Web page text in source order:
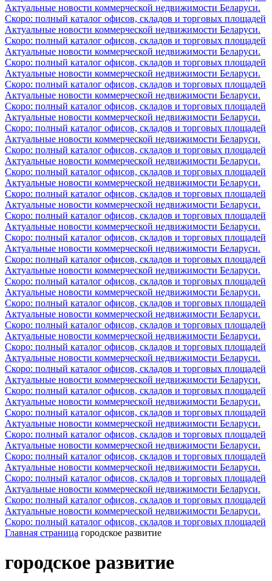
Актуальные новости коммерческой недвижимости Беларуси.
Скоро: полный каталог офисов, складов и торговых площадей
Актуальные новости коммерческой недвижимости Беларуси.
Скоро: полный каталог офисов, складов и торговых площадей
Актуальные новости коммерческой недвижимости Беларуси.
Скоро: полный каталог офисов, складов и торговых площадей
Актуальные новости коммерческой недвижимости Беларуси.
Скоро: полный каталог офисов, складов и торговых площадей
Актуальные новости коммерческой недвижимости Беларуси.
Скоро: полный каталог офисов, складов и торговых площадей
Актуальные новости коммерческой недвижимости Беларуси.
Скоро: полный каталог офисов, складов и торговых площадей
Актуальные новости коммерческой недвижимости Беларуси.
Скоро: полный каталог офисов, складов и торговых площадей
Актуальные новости коммерческой недвижимости Беларуси.
Скоро: полный каталог офисов, складов и торговых площадей
Актуальные новости коммерческой недвижимости Беларуси.
Скоро: полный каталог офисов, складов и торговых площадей
Актуальные новости коммерческой недвижимости Беларуси.
Скоро: полный каталог офисов, складов и торговых площадей
Актуальные новости коммерческой недвижимости Беларуси.
Скоро: полный каталог офисов, складов и торговых площадей
Актуальные новости коммерческой недвижимости Беларуси.
Скоро: полный каталог офисов, складов и торговых площадей
Актуальные новости коммерческой недвижимости Беларуси.
Скоро: полный каталог офисов, складов и торговых площадей
Актуальные новости коммерческой недвижимости Беларуси.
Скоро: полный каталог офисов, складов и торговых площадей
Актуальные новости коммерческой недвижимости Беларуси.
Скоро: полный каталог офисов, складов и торговых площадей
Актуальные новости коммерческой недвижимости Беларуси.
Скоро: полный каталог офисов, складов и торговых площадей
Актуальные новости коммерческой недвижимости Беларуси.
Скоро: полный каталог офисов, складов и торговых площадей
Актуальные новости коммерческой недвижимости Беларуси.
Скоро: полный каталог офисов, складов и торговых площадей
Актуальные новости коммерческой недвижимости Беларуси.
Скоро: полный каталог офисов, складов и торговых площадей
Актуальные новости коммерческой недвижимости Беларуси.
Скоро: полный каталог офисов, складов и торговых площадей
Актуальные новости коммерческой недвижимости Беларуси.
Скоро: полный каталог офисов, складов и торговых площадей
Актуальные новости коммерческой недвижимости Беларуси.
Скоро: полный каталог офисов, складов и торговых площадей
Актуальные новости коммерческой недвижимости Беларуси.
Скоро: полный каталог офисов, складов и торговых площадей
Актуальные новости коммерческой недвижимости Беларуси.
Скоро: полный каталог офисов, складов и торговых площадей
Главная страница городское развитие
городское развитие